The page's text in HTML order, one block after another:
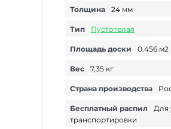
Толщина 24 мм
Тип Пустотелая
Площадь доски 0.456 м2
Вес 7,35 кг
Страна производства
Бесплатный распил
Для
транспортировки